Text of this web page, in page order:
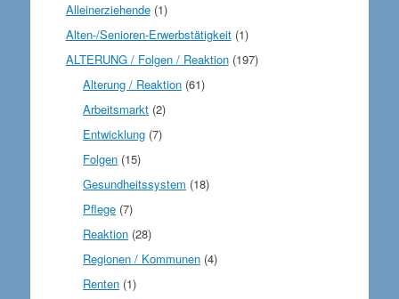
Alleinerziehende(1)
Alten-/Senioren-Erwerbstätigkeit(1)
ALTERUNG / Folgen / Reaktion(197)
Alterung / Reaktion (61)
Arbeitsmarkt (2)
Entwicklung (7)
Folgen (15)
Gesundheitssystem (18)
Pflege (7)
Reaktion (28)
Regionen / Kommunen (4)
Renten (1)